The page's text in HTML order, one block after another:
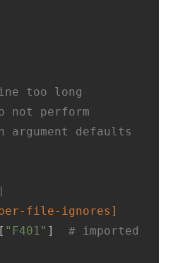
too long
not perform
defaults
file-ignores]
"F401" ] # imported